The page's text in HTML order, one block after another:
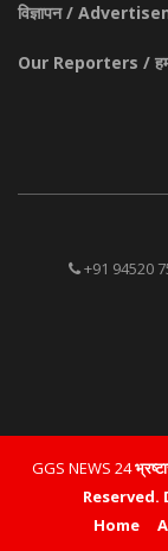
विज्ञापन /
Our Reporters /
+91 94520
GGS NEWS 24
Reserved.
Home